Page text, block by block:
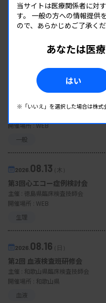
イ
08.12（水）
臨床一般検査部門研修会
開催場所 : WEB
一般
2026. 08.13（木）
第3回心エコー症例検討会
主催 : 徳島県臨床検査技師会
開催場所 : WEB
生理
2026. 08.16（日）
第2回 血液検査班研修会
主催 : 和歌山県臨床検査技師会
開催場所 : 和歌山県
血液
当サイトは医療関係者に対
す。 一般の方への情報提供
ので、あらかじめご了承くだ
あなたは医
はい
※「いいえ」を選択した場合は株式